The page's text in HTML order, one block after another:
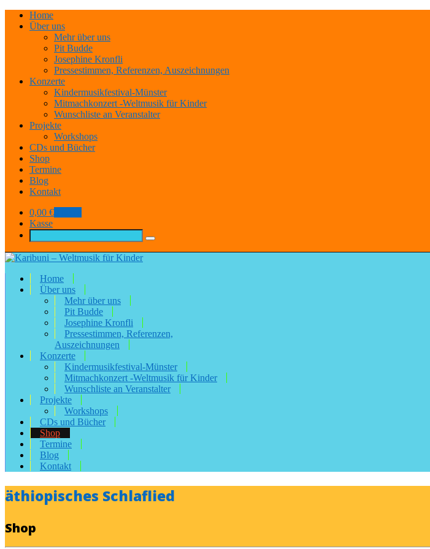
Home
Über uns
Mehr über uns
Pit Budde
Josephine Kronfli
Pressestimmen, Referenzen, Auszeichnungen
Konzerte
Kindermusikfestival-Münster
Mitmachkonzert -Weltmusik für Kinder
Wunschliste an Veranstalter
Projekte
Workshops
CDs und Bücher
Shop
Termine
Blog
Kontakt
0,00 €
Kasse
Home
Über uns
Mehr über uns
Pit Budde
Josephine Kronfli
Pressestimmen, Referenzen,
Auszeichnungen
Konzerte
Kindermusikfestival-Münster
Mitmachkonzert -Weltmusik für Kinder
Wunschliste an Veranstalter
Projekte
Workshops
CDs und Bücher
Shop
Termine
Blog
Kontakt
äthiopisches Schlaflied
Shop